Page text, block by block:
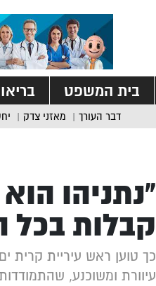
בית המשפט
דבר העורך מאזני צדק
“נתניהו
קבלות בכל
כך טוען ראש עיריית
עיוורת ומשוכנע,